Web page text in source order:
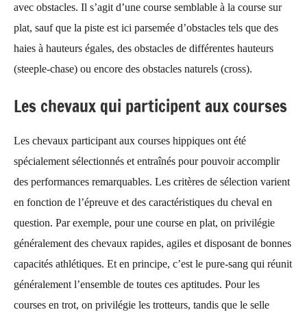
avec obstacles. Il s’agit d’une course semblable à la course sur
plat, sauf que la piste est ici parsemée d’obstacles tels que des
haies à hauteurs égales, des obstacles de différentes hauteurs
(steeple-chase) ou encore des obstacles naturels (cross).
Les chevaux qui participent aux courses
Les chevaux participant aux courses hippiques ont été
spécialement sélectionnés et entraînés pour pouvoir accomplir
des performances remarquables. Les critères de sélection varient
en fonction de l’épreuve et des caractéristiques du cheval en
question. Par exemple, pour une course en plat, on privilégie
généralement des chevaux rapides, agiles et disposant de bonnes
capacités athlétiques. Et en principe, c’est le pure-sang qui réunit
généralement l’ensemble de toutes ces aptitudes. Pour les
courses en trot, on privilégie les trotteurs, tandis que le selle